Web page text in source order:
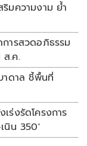
ริมความงาม ย้ำ
ารสวดอภิธรรม
.ค.
าดาล ชี้พื้นที่
ร่งรัดโครงการ
นิน 350'